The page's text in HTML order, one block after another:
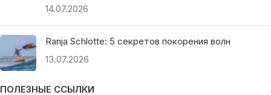
14.07.2026
Ranja Schlotte: 5 секретов покорения волн
13.07.2026
ПОЛЕЗНЫЕ ССЫЛКИ